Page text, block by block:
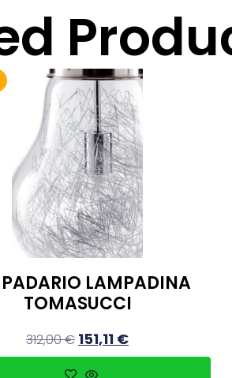
LAMPADINA
TOMASUCCI
312,00€ 151,11 €